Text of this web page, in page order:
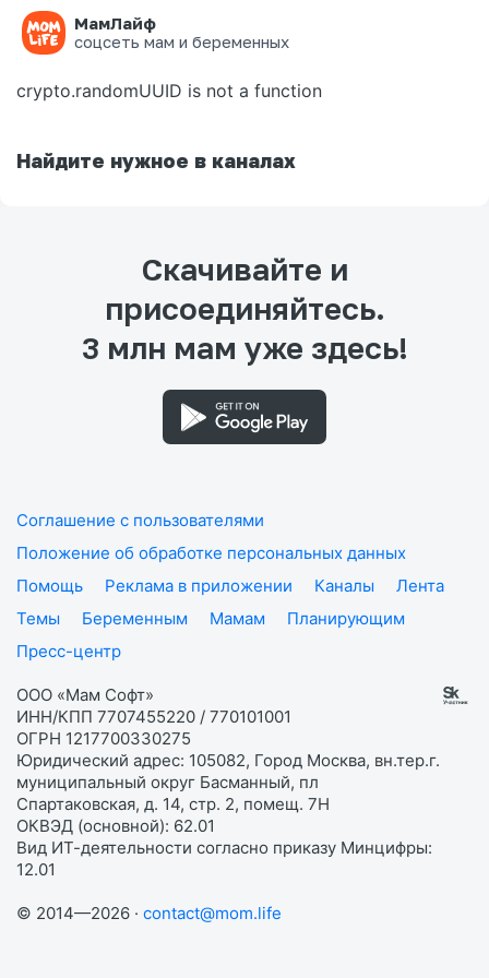
МамЛайф
соцсеть мам и беременных
Ошибка на странице
crypto.randomUUID is not a function
Найдите нужное в каналах
Скачивайте и
присоединяйтесь.
3 млн мам уже здесь!
Соглашение с пользователями
Положение об обработке персональных данных
Помощь
Реклама в приложении Каналы
Лента
Темы
Беременным Мамам
Планирующим
Пресс-центр
ООО «Мам Софт»
ИНН/КПП 7707455220 / 770101001
ОГРН 1217700330275
Юридический адрес: 105082, Город Москва, вн.тер.г.
муниципальный округ Басманный, пл
Спартаковская, д. 14, стр. 2, помещ. 7Н
ОКВЭД (основной): 62.01
Вид ИТ-деятельности согласно приказу Минцифры:
12.01
© 2014—2026 · contact@mom.life